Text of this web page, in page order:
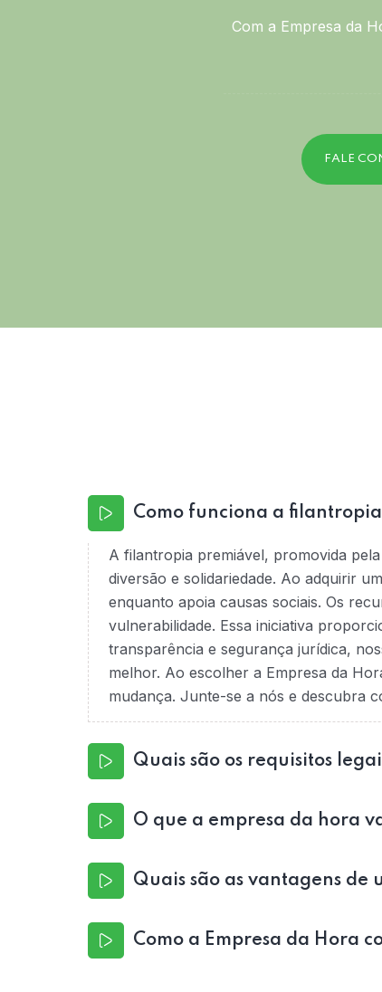
Com a Empresa da
FALE
Como funciona a
A filantropia premiável, promovida
diversão e solidariedade. Ao adquirir
enquanto apoia causas sociais. Os
vulnerabilidade. Essa iniciativa
transparência e segurança jurídica,
melhor. Ao escolher a Empresa da
mudança. Junte-se a nós e descubra
Quais são os requisitos
O que a empresa da hora
Quais são as vantagens
Como a Empresa da Hora